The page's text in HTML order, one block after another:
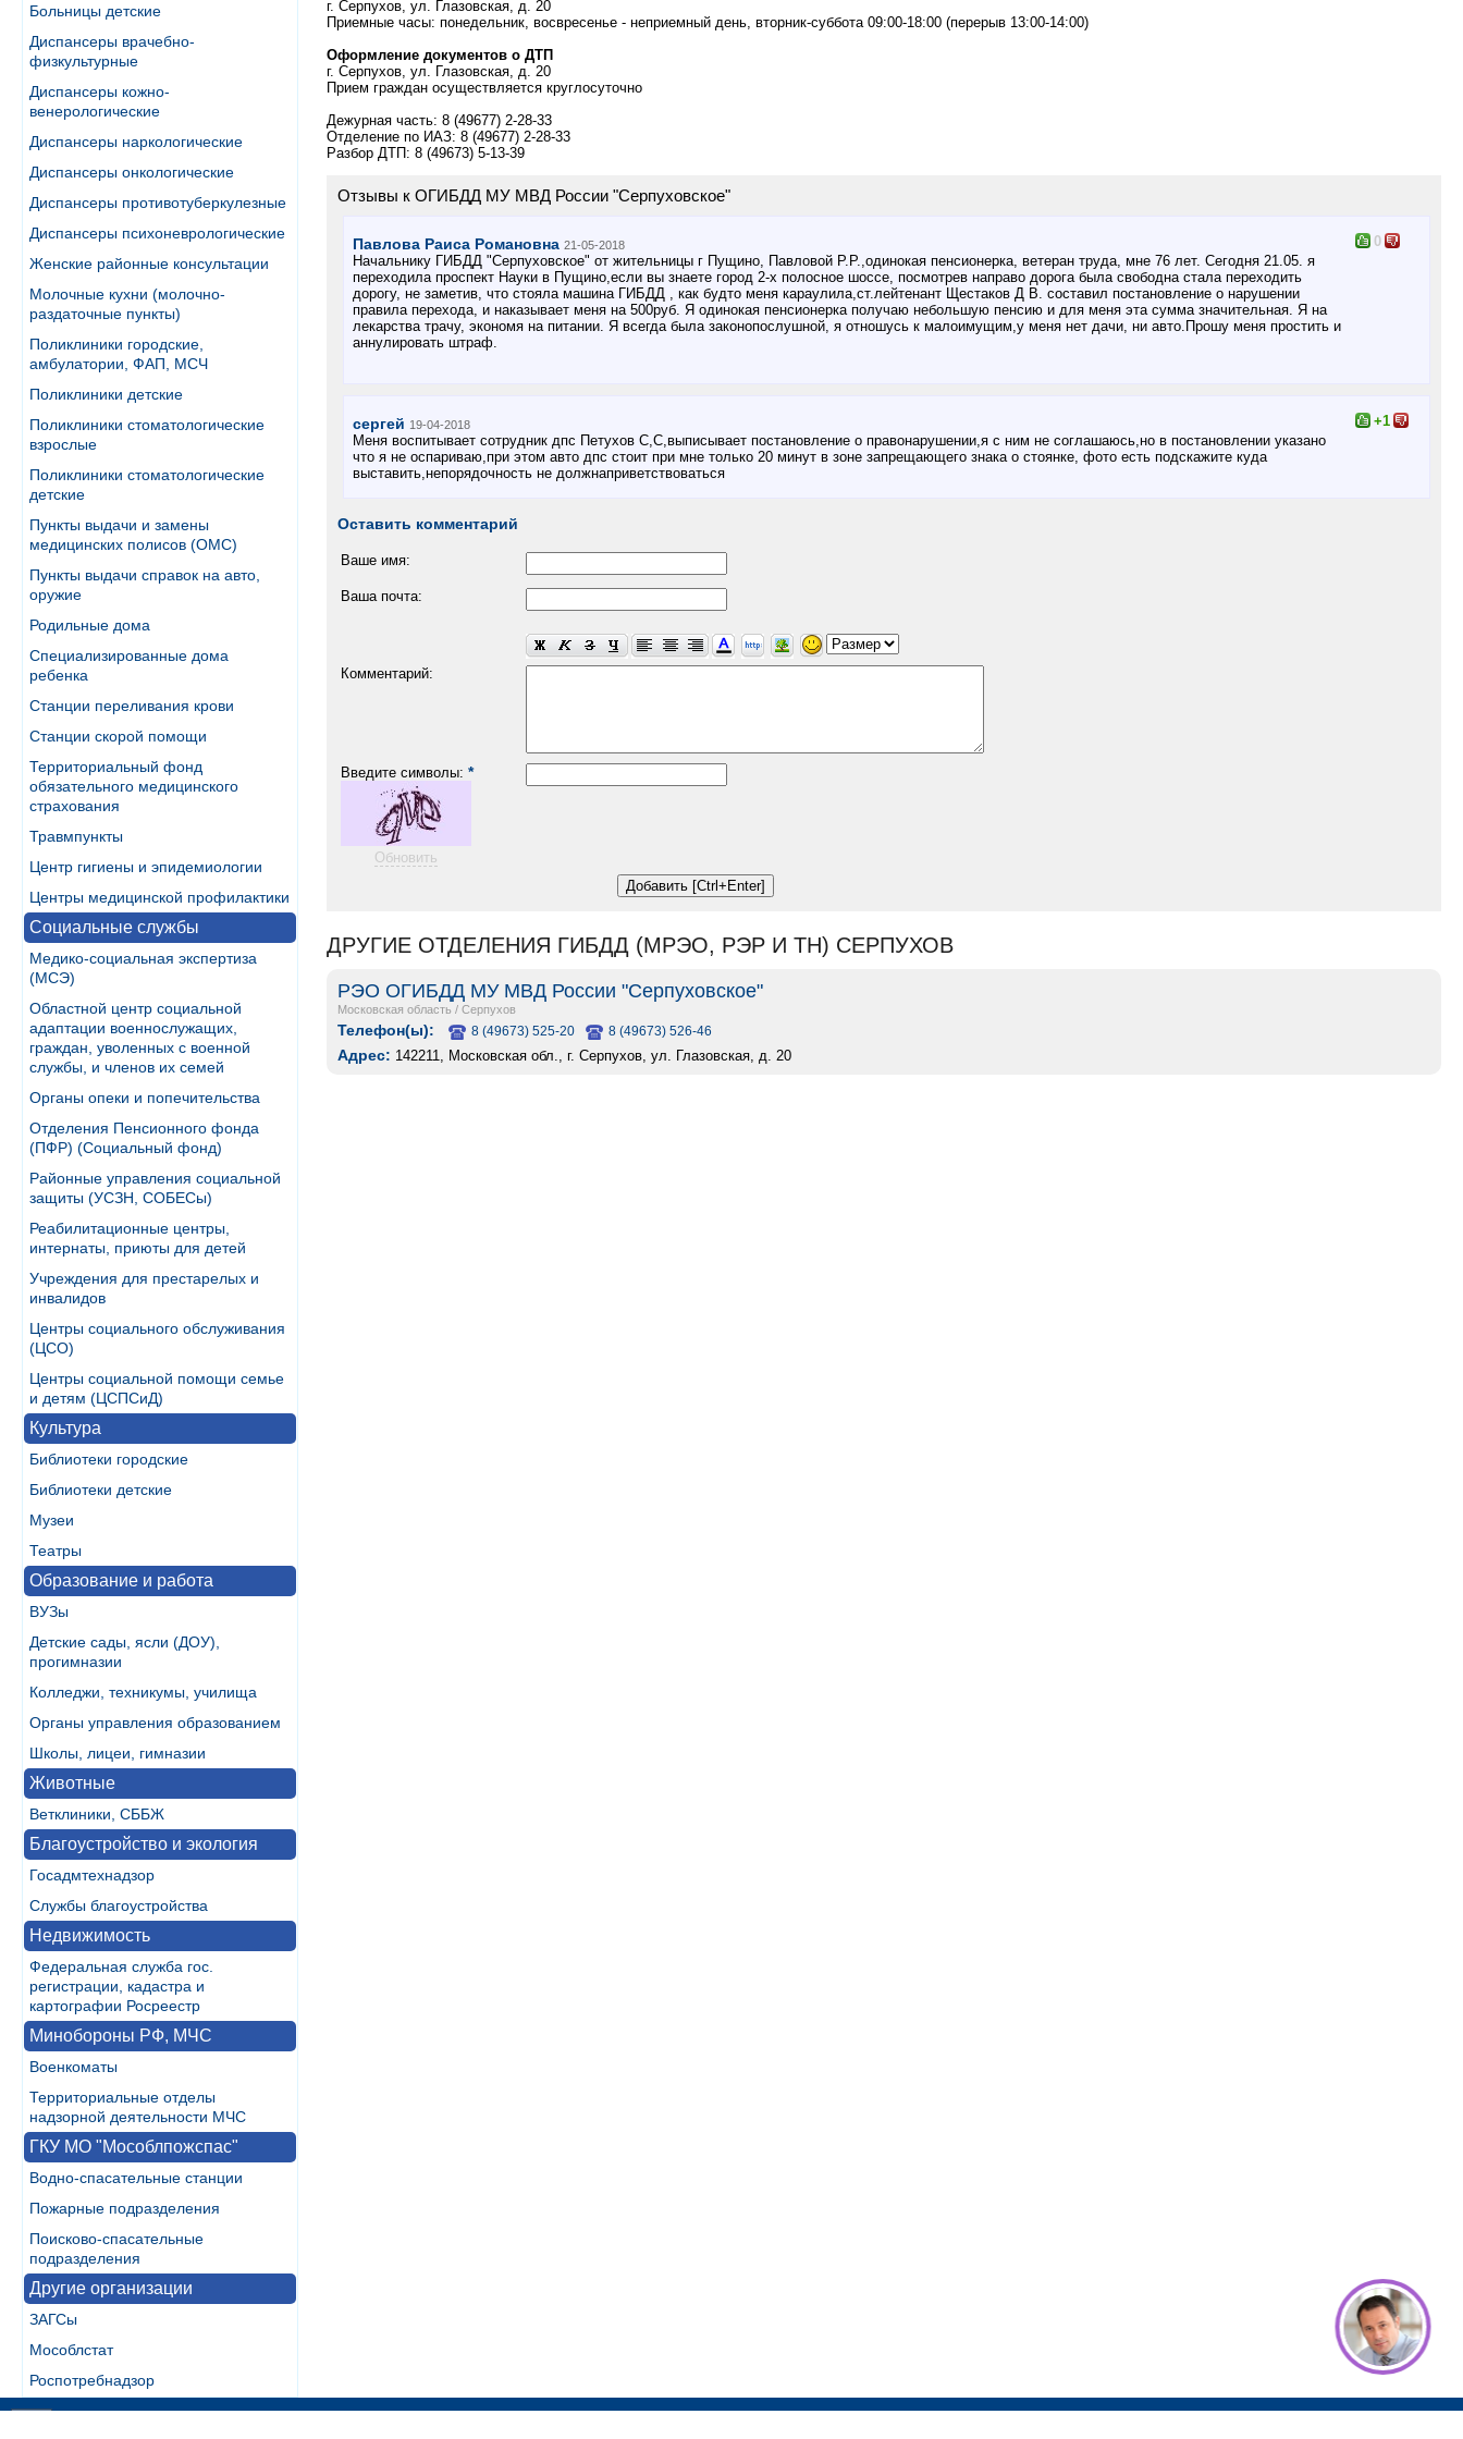
Больницы детские
Диспансеры врачебно-
физкультурные
Диспансеры кожно-
венерологические
Диспансеры наркологические
Диспансеры онкологические
Диспансеры противотуберкулезные
Диспансеры психоневрологические
Женские районные консультации
Молочные кухни (молочно-
раздаточные пункты)
Поликлиники городские,
амбулатории, ФАП, МСЧ
Поликлиники детские
Поликлиники стоматологические
взрослые
Поликлиники стоматологические
детские
Пункты выдачи и замены
медицинских полисов (ОМС)
Пункты выдачи справок на авто,
оружие
Родильные дома
Специализированные дома
ребенка
Станции переливания крови
Станции скорой помощи
Территориальный фонд
обязательного медицинского
страхования
Травмпункты
Центр гигиены и эпидемиологии
Центры медицинской профилактики
Социальные службы
Медико-социальная экспертиза
(МСЭ)
Областной центр социальной
адаптации военнослужащих,
граждан, уволенных с военной
службы, и членов их семей
Органы опеки и попечительства
Отделения Пенсионного фонда
(ПФР) (Социальный фонд)
Районные управления социальной
защиты (УСЗН, СОБЕСы)
Реабилитационные центры,
интернаты, приюты для детей
Учреждения для престарелых и
инвалидов
Центры социального обслуживания
(ЦСО)
Центры социальной помощи семье
и детям (ЦСПСиД)
Культура
Библиотеки городские
Библиотеки детские
Музеи
Театры
Образование и работа
ВУЗы
Детские сады, ясли (ДОУ),
прогимназии
Колледжи, техникумы, училища
Органы управления образованием
Школы, лицеи, гимназии
Животные
Ветклиники, СББЖ
Благоустройство и экология
Госадмтехнадзор
Службы благоустройства
Недвижимость
Федеральная служба гос.
регистрации, кадастра и
картографии Росреестр
Минобороны РФ, МЧС
Военкоматы
Территориальные отделы
надзорной деятельности МЧС
ГКУ МО "Мособлпожспас"
Водно-спасательные станции
Пожарные подразделения
Поисково-спасательные
подразделения
Другие организации
ЗАГСы
Мособлстат
Роспотребнадзор
г. Серпухов, ул. Глазовская, д. 20
Приемные часы: понедельник, восвресенье - неприемный день, вторник-суббота 09:00-18:00 (перерыв 13:00-14:00)
Оформление документов о ДТП
г. Серпухов, ул. Глазовская, д. 20
Прием граждан осуществляется круглосуточно
Дежурная часть: 8 (49677) 2-28-33
Отделение по ИАЗ: 8 (49677) 2-28-33
Разбор ДТП: 8 (49673) 5-13-39
Отзывы к ОГИБДД МУ МВД России "Серпуховское"
Павлова Раиса Романовна 21-05-2018
Начальнику ГИБДД "Серпуховское" от жительницы г Пущино, Павловой Р.Р.,одинокая пенсионерка, ветеран труда, мне 76 лет. Сегодня 21.05. я
переходила проспект Науки в Пущино,если вы знаете город 2-х полосное шоссе, посмотрев направо дорога была свободна стала переходить
дорогу, не заметив, что стояла машина ГИБДД , как будто меня караулила,ст.лейтенант Щестаков Д В. составил постановление о нарушении
правила перехода, и наказывает меня на 500руб. Я одинокая пенсионерка получаю небольшую пенсию и для меня эта сумма значительная. Я на
лекарства трачу, экономя на питании. Я всегда была законопослушной, я отношусь к малоимущим,у меня нет дачи, ни авто.Прошу меня простить и
аннулировать штраф.
0
сергей 19-04-2018
Меня воспитывает сотрудник дпс Петухов С,С,выписывает постановление о правонарушении,я с ним не соглашаюсь,но в постановлении указано
что я не оспариваю,при этом авто дпс стоит при мне только 20 минут в зоне запрещающего знака о стоянке, фото есть подскажите куда
выставить,непорядочность не должнаприветствоваться
+1
Оставить комментарий
Ваше имя:
Ваша почта:
Комментарий:
Введите символы: *
Обновить
ДРУГИЕ ОТДЕЛЕНИЯ ГИБДД (МРЭО, РЭР И ТН) СЕРПУХОВ
РЭО ОГИБДД МУ МВД России "Серпуховское"
Московская область / Серпухов
Телефон(ы): 8 (49673) 525-20 8 (49673) 526-46
Адрес: 142211, Московская обл., г. Серпухов, ул. Глазовская, д. 20